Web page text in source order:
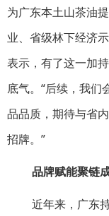
为广东本土山茶油
业、省级林下经济
表示，有了这一加
底气。“后续，我们
品品质，期待与省
招牌。”
品牌赋能聚链
近年来，广东